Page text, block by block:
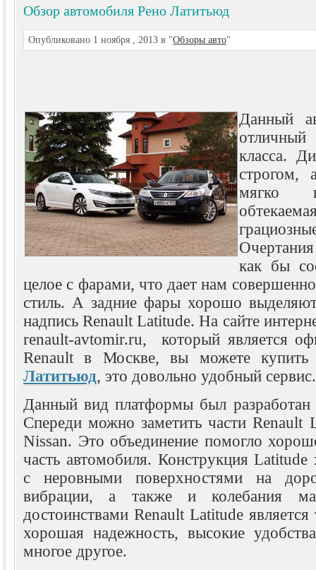
Обзор автомобиля Рено Латитьюд
Опубликовано 1 ноября , 2013 в "Обзоры авто"
Данный
класса.
строгом,
мягко
как бы
целое с фарами, что дает нам
стиль. А задние фары хорошо
надпись Renault Latitude. На сайте
renault-avtomir.ru, который является
Renault в Москве, вы можете купить
Латитьюд, это довольно удобный сервис.
Данный вид платформы был разработан
Спереди можно заметить части Renault
Nissan. Это объединение помогло
часть автомобиля. Конструкция Latitude
с неровными поверхностями на
вибрации, а также и колебания
достоинствами Renault Latitude
хорошая надежность, высокие
многое другое.